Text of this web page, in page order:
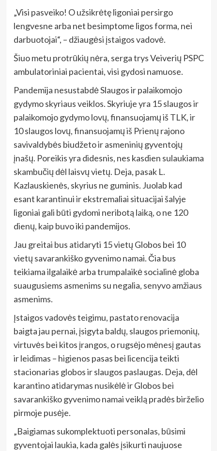
„Visi pasveiko! O užsikrėtę ligoniai persirgo
lengvesne arba net besimptome ligos forma, nei
darbuotojai“, – džiaugėsi įstaigos vadovė.
Šiuo metu protrūkių nėra, serga trys Veiverių PSPC
ambulatoriniai pacientai, visi gydosi namuose.
Pandemija nesustabdė Slaugos ir palaikomojo
gydymo skyriaus veiklos. Skyriuje yra 15 slaugos ir
palaikomojo gydymo lovų, finansuojamų iš TLK, ir
10 slaugos lovų, finansuojamų iš Prienų rajono
savivaldybės biudžeto ir asmeninių gyventojų
įnašų. Poreikis yra didesnis, nes kasdien sulaukiama
skambučių dėl laisvų vietų. Deja, pasak L.
Kazlauskienės, skyrius ne guminis. Juolab kad
esant karantinui ir ekstremaliai situacijai šalyje
ligoniai gali būti gydomi neribotą laiką, o ne 120
dienų, kaip buvo iki pandemijos.
Jau greitai bus atidaryti 15 vietų Globos bei 10
vietų savarankiško gyvenimo namai. Čia bus
teikiama ilgalaikė arba trumpalaikė socialinė globa
suaugusiems asmenims su negalia, senyvo amžiaus
asmenims.
Įstaigos vadovės teigimu, pastato renovacija
baigta jau pernai, įsigyta baldų, slaugos priemonių,
virtuvės bei kitos įrangos, o rugsėjo mėnesį gautas
ir leidimas – higienos pasas bei licencija teikti
stacionarias globos ir slaugos paslaugas. Deja, dėl
karantino atidarymas nusikėlė ir Globos bei
savarankiško gyvenimo namai veiklą pradės birželio
pirmoje pusėje.
„Baigiamas sukomplektuoti personalas, būsimi
gyventojai laukia, kada galės įsikurti naujuose